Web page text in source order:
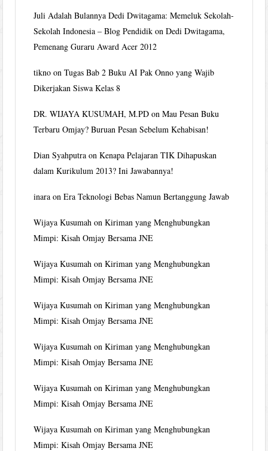
Juli Adalah Bulannya Dedi Dwitagama: Memeluk Sekolah-
Sekolah Indonesia – Blog Pendidik onDedi Dwitagama,
Pemenang Guraru Award Acer 2012
tikno onTugas Bab 2 Buku AI Pak Onno yang Wajib
Dikerjakan Siswa Kelas 8
DR. WIJAYA KUSUMAH, M.PD onMau Pesan Buku
Terbaru Omjay? Buruan Pesan Sebelum Kehabisan!
Dian Syahputra onKenapa Pelajaran TIK Dihapuskan
dalam Kurikulum 2013? Ini Jawabannya!
inara onEra Teknologi Bebas Namun Bertanggung Jawab
Wijaya Kusumah onKiriman yang Menghubungkan
Mimpi: Kisah Omjay Bersama JNE
Wijaya Kusumah onKiriman yang Menghubungkan
Mimpi: Kisah Omjay Bersama JNE
Wijaya Kusumah onKiriman yang Menghubungkan
Mimpi: Kisah Omjay Bersama JNE
Wijaya Kusumah onKiriman yang Menghubungkan
Mimpi: Kisah Omjay Bersama JNE
Wijaya Kusumah onKiriman yang Menghubungkan
Mimpi: Kisah Omjay Bersama JNE
Wijaya Kusumah onKiriman yang Menghubungkan
Mimpi: Kisah Omjay Bersama JNE